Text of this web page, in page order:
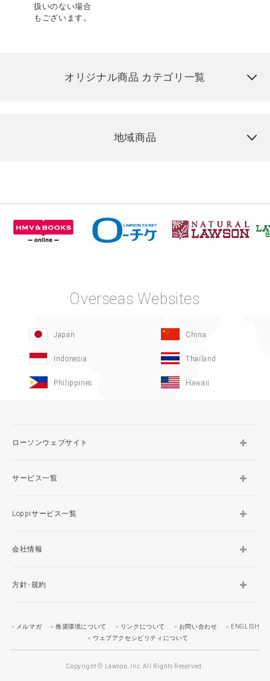
扱いのない場合
もございます。
オリジナル商品 カテゴリ一覧
地域商品
Overseas Websites
Japan China
Indonesia Thailand
Philippines Hawaii
ローソンウェブサイト
サービス一覧
Loppiサービス一覧
会社情報
方針･規約
メルマガ 推奨環境について リンクについて お問い合わせ
ENGLISH
ウェブアクセシビリティについて
Copyright © Lawson, Inc. All Rights Reserved.